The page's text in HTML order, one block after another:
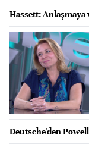
Hassett: Anlaşmaya
Deutsche'den